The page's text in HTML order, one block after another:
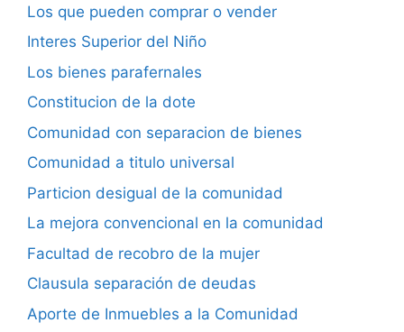
Los que pueden comprar o vender
Interes Superior del Niño
Los bienes parafernales
Constitucion de la dote
Comunidad con separacion de bienes
Comunidad a titulo universal
Particion desigual de la comunidad
La mejora convencional en la comunidad
Facultad de recobro de la mujer
Clausula separación de deudas
Aporte de Inmuebles a la Comunidad